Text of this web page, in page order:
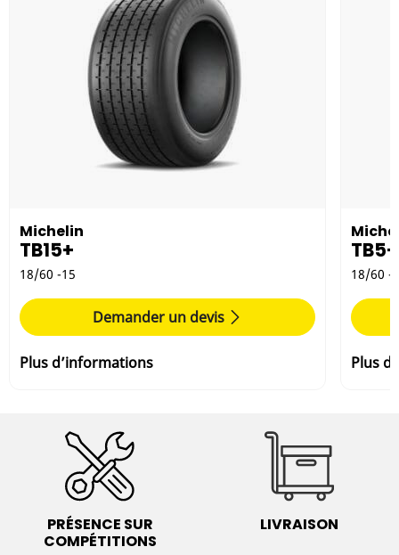
Michelin
TB15+
18/60 -15
Demander un devis
Plus d’informations
TB5+
18/60 -
Plus
PRÉSENCE SUR
COMPÉTITIONS
LIVRAISON